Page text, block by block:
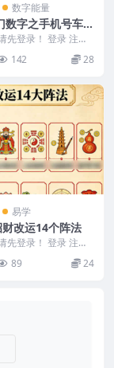
数字能量
数字之手机号车牌
频
先登录！ 登录 注册
字之手机号车牌号》
142 28
易学
改运14个阵法
先登录！ 登录 注册
阵法 260382 26038
89 24